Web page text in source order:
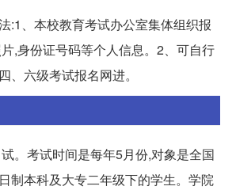
:1、本校教育考试办公室集体组织报
,身份证号码等个人信息。2、可自行
、六级考试报名网进。
。考试时间是每年5月份,对象是全国
制本科及大专二年级下的学生。学院